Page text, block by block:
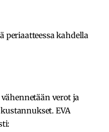
periaatteessa kahdella
verot ja
EVA